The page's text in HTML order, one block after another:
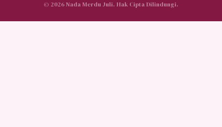
© 2026 Nada Merdu Juli. Hak Cipta Dilindungi.